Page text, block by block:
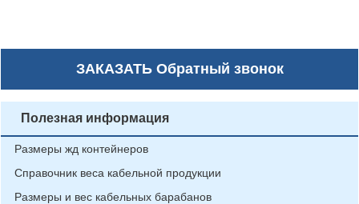
ЗАКАЗАТЬОбратный звонок
Полезная информация
Размеры жд контейнеров
Справочник веса кабельной продукции
Размеры и вес кабельных барабанов